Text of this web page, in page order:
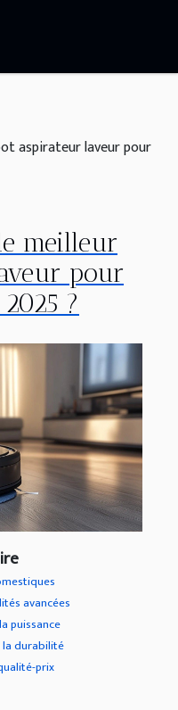
aspirateur laveur pour
meilleur
pour
?
avancées
puissance
la durabilité
prix